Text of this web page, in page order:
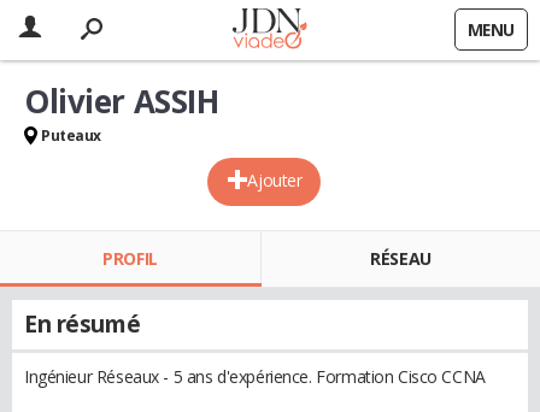
MENU
Ajouter
Olivier ASSIH
Puteaux
PROFIL RÉSEAU
En résumé
Ingénieur Réseaux - 5 ans d'expérience. Formation Cisco CCNA